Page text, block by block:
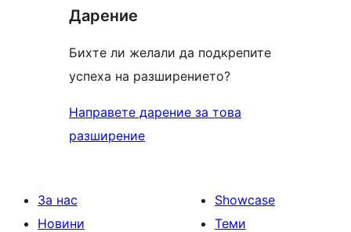
Дарение
Бихте ли желали да подкрепите
успеха на разширението?
Направете дарение за това
разширение
За нас
Новини
Showcase
Теми